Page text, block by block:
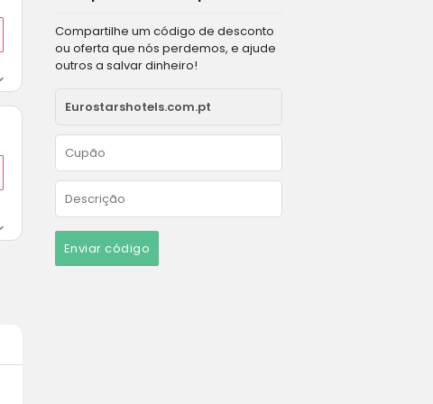
Compartilhe um código de desconto
ou oferta que nós perdemos, e ajude
outros a salvar dinheiro!
Enviar código